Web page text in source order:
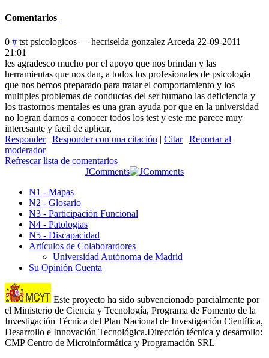
Comentarios
0 # tst psicologicos — hecriselda gonzalez Arceda 22-09-2011
21:01
les agradesco mucho por el apoyo que nos brindan y las
herramientas que nos dan, a todos los profesionales de psicologia
que nos hemos preparado para tratar el comportamiento y los
multiples problemas de conductas del ser humano las deficiencia y
los trastornos mentales es una gran ayuda por que en la universidad
no logran darnos a conocer todos los test y este me parece muy
interesante y facil de aplicar,
Responder| Responder con una citación | Citar| Reportar al
moderador
Refrescar lista de comentarios
JComments
N1 - Mapas
N2 - Glosario
N3 - Participación Funcional
N4 - Patologias
N5 - Discapacidad
Artículos de Colaborardores
Universidad Autónoma de Madrid
Su Opinión Cuenta
Este proyecto ha sido subvencionado parcialmente por
el Ministerio de Ciencia y Tecnología, Programa de Fomento de la
Investigación Técnica del Plan Nacional de Investigación Científica,
Desarrollo e Innovación Tecnológica.Dirección técnica y desarrollo:
CMP Centro de Microinformática y Programación SRL